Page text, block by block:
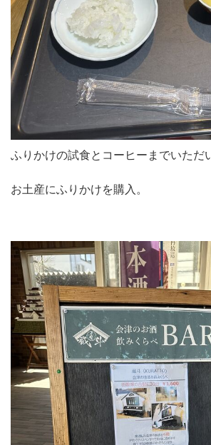
ふりかけの試食とコーヒーまでいただ
お土産にふりかけを購入。